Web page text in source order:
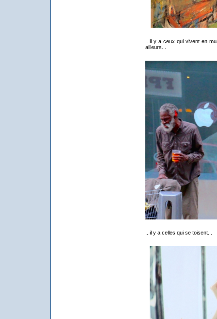
...il y a ceux qui vivent en
ailleurs...
...il y a celles qui se toisent...